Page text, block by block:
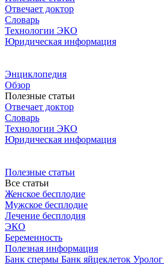
Отвечает доктор
Словарь
Технологии ЭКО
Юридическая информация
Энциклопедия
Обзор
Полезные статьи
Отвечает доктор
Словарь
Технологии ЭКО
Юридическая информация
Полезные статьи
Все статьи
Женское бесплодие
Мужское бесплодие
Лечение бесплодия
ЭКО
Беременность
Полезная информация
Банк спермы Банк яйцеклеток Уролог